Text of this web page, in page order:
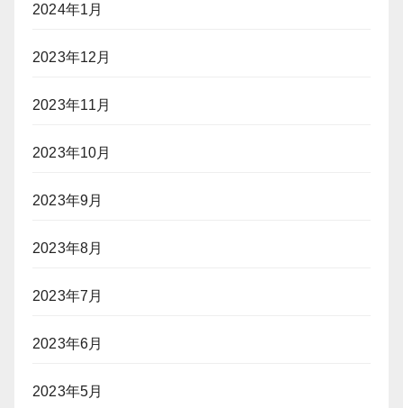
2024年1月
2023年12月
2023年11月
2023年10月
2023年9月
2023年8月
2023年7月
2023年6月
2023年5月